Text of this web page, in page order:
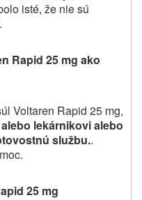
isté, že nie sú
Rapid 25 mg ako
Voltaren Rapid 25 mg,
lekárnikovi alebo
službu..
25 mg